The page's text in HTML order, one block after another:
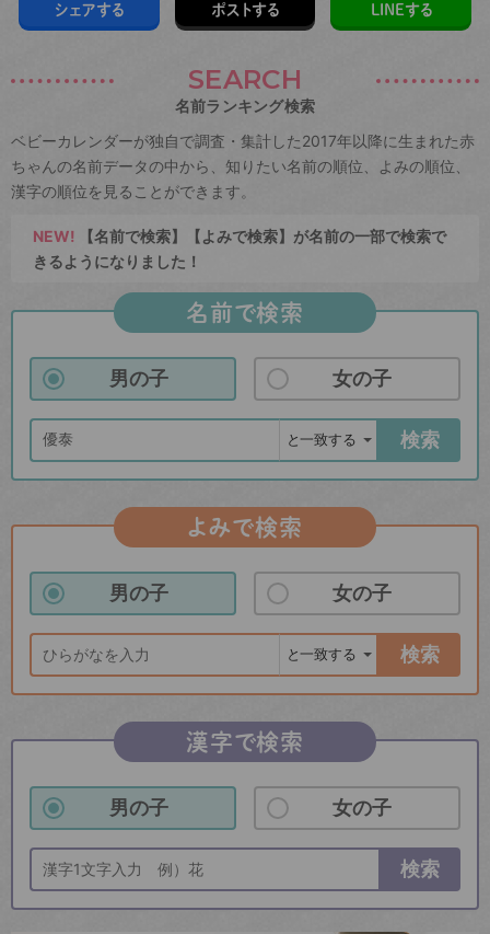
シェアする ポストする LINEする
SEARCH
名前ランキング検索
ベビーカレンダーが独自で調査・集計した2017年以降に生まれた赤
ちゃんの名前データの中から、知りたい名前の順位、よみの順位、
漢字の順位を見ることができます。
NEW! 【名前で検索】【よみで検索】が名前の一部で検索で
きるようになりました！
名前で検索
男の子 女の子
検索
よみで検索
男の子 女の子
検索
漢字で検索
男の子 女の子
検索